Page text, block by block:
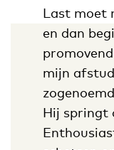
Last moet
en dan
mijn
Hij springt